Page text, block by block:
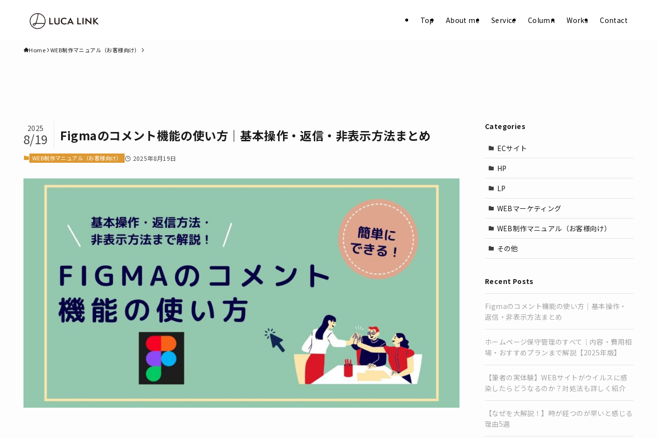
Top About me Service Column Works Contact
Home WEB制作マニュアル（お客様向け）
Figmaのコメント機能の使い方｜基本操作・返信・非表示方法まとめ
2025
8/19
WEB制作マニュアル（お客様向け） 2025年8月19日
Categories
ECサイト
HP
LP
WEBマーケティング
WEB制作マニュアル（お客様向け）
その他
Recent Posts
Figmaのコメント機能の使い方｜基本操作・
返信・非表示方法まとめ
ホームページ保守管理のすべて｜内容・費用相
場・おすすめプランまで解説【2025年版】
【筆者の実体験】WEBサイトがウイルスに感
染したらどうなるのか？対処法も詳しく紹介
【なぜを大解説！】時が経つのが早いと感じる
理由5選